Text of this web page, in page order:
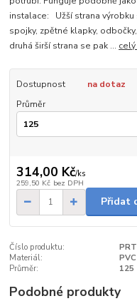
instalace: Užší strana
spojky, zpětné klapky,
druhá širší strana se pak ...
Dostupnost
na dotaz
Průměr
314,00 Kč/ks
259,50 Kč bez DPH
Přidat
Číslo produktu:
Materiál:
PVC
Průměr:
125
Podobné produkty